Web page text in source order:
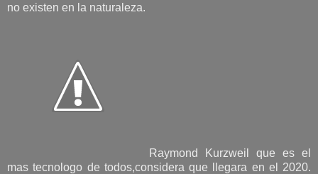
no existen en la naturaleza.
Raymond Kurzweil que es el
mas tecnologo de todos,considera que llegara en el 2020.